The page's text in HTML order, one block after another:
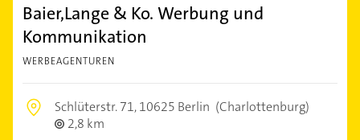
Baier,Lange & Ko. Werbung und
Kommunikation
WERBEAGENTUREN
Schlüterstr. 71,10625 Berlin (Charlottenburg)
2,8 km